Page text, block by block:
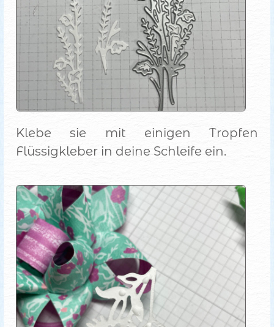
Klebe sie mit einigen Tropfen
Flüssigkleber in deine Schleife ein.